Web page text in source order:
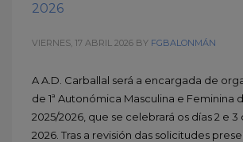
2026
VIERNES, 17 ABRIL 2026 BY FGBALONMÁN
A A.D. Carballal será a encargada de
de 1ª Autonómica Masculina e Feminina
2025/2026, que se celebrará os días 2 e
2026. Tras a revisión das solicitudes